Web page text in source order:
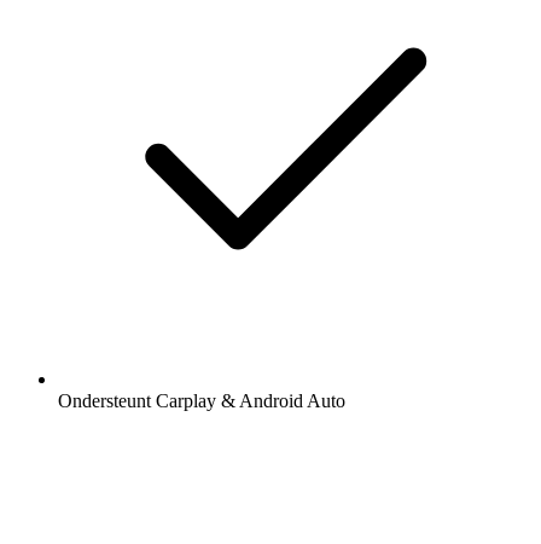
Ondersteunt Carplay & Android Auto